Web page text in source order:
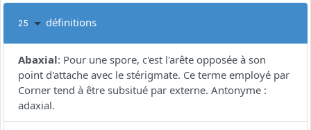
25 définitions
Abaxial: Pour une spore, c'est l'arête opposée à son
point d'attache avec le stérigmate. Ce terme employé par
Corner tend à être subsitué par externe. Antonyme :
adaxial.